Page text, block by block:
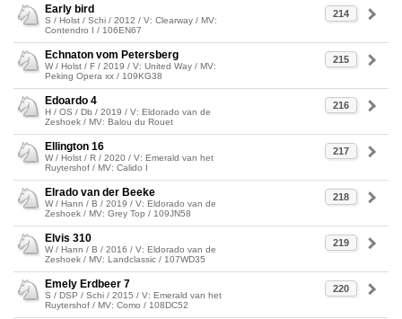
214
Early bird
S / Holst / Schi / 2012 / V: Clearway / MV:
Contendro I / 106EN67
215
Echnaton vom Petersberg
W / Holst / F / 2019 / V: United Way / MV:
Peking Opera xx / 109KG38
216
Edoardo 4
H / OS / Db / 2019 / V: Eldorado van de
Zeshoek / MV: Balou du Rouet
217
Ellington 16
W / Holst / R / 2020 / V: Emerald van het
Ruytershof / MV: Calido I
218
Elrado van der Beeke
W / Hann / B / 2019 / V: Eldorado van de
Zeshoek / MV: Grey Top / 109JN58
219
Elvis 310
W / Hann / B / 2016 / V: Eldorado van de
Zeshoek / MV: Landclassic / 107WD35
220
Emely Erdbeer 7
S / DSP / Schi / 2015 / V: Emerald van het
Ruytershof / MV: Como / 108DC52